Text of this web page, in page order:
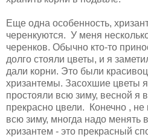
Еще одна особенность,
черенкуются. У меня
черенков. Обычно кто-то
долго стояли цветы, и я
дали корни. Это были
хризантемы. Засохшие цветы я
простояли всю зиму, весной я
прекрасно цвели. Конечно , не
всю зиму, многда надо менять
хризантем - это прекрасный